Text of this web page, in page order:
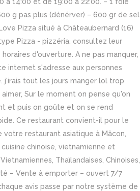
g pas plus (dénérver) – 600 gr de sel
Pizza situé à Châteaubernard (16)
Pizza - pizzéria, consultez leur
d'ouverture. A ne pas manquer,
internet s'adresse aux personnes
j'irais tout les jours manger lol trop
Sur le moment on pense qu'on
et puis on goûte et on se rend
Ce restaurant convient-il pour le
votre restaurant asiatique à Mâcon,
chinoise, vietnamienne et
Thaïlandaises, Chinoises,
– Vente à emporter – ouvert 7/7
avis passe par notre système de